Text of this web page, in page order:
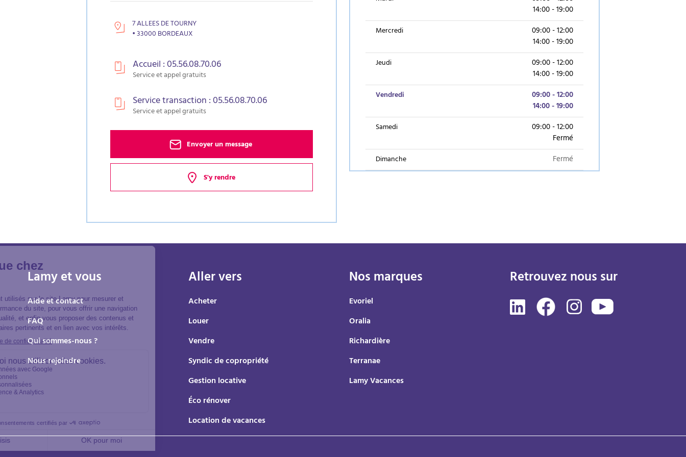
7 ALLEES DE TOURNY
• 33000 BORDEAUX
Accueil : 05.56.08.70.06
Service et appel gratuits
Service transaction : 05.56.08.70.06
Service et appel gratuits
Envoyer un message
S'y rendre
14:00 - 19:00
Mercredi 09:00 - 12:00
14:00 - 19:00
Jeudi 09:00 - 12:00
14:00 - 19:00
Vendredi 09:00 - 12:00
14:00 - 19:00
Samedi 09:00 - 12:00
Fermé
Dimanche Fermé
Lamy et vous
Aide et contact
FAQ
Qui sommes-nous ?
Nous rejoindre
Aller vers
Acheter
Louer
Vendre
Syndic de copropriété
Gestion locative
Éco rénover
Location de vacances
Nos marques
Evoriel
Oralia
Richardière
Terranae
Lamy Vacances
Retrouvez nous sur